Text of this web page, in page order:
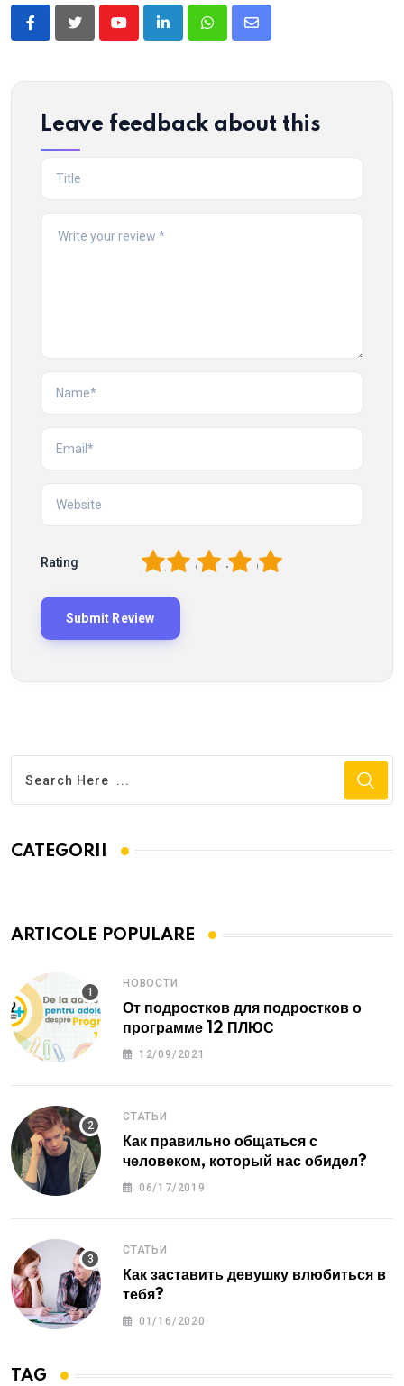
YoutubeLinkedInWhatsappShare
Email
Leave feedback about this
Rating 5
4
3
2
CATEGORII
ARTICOLE POPULARE
НОВОСТИ
От подростков для подростков о
программе 12 ПЛЮС
12/09/2021
СТАТЬИ
Как правильно общаться с
человеком, который нас обидел?
06/17/2019
СТАТЬИ
Как заставить девушку влюбиться в
тебя?
01/16/2020
TAG